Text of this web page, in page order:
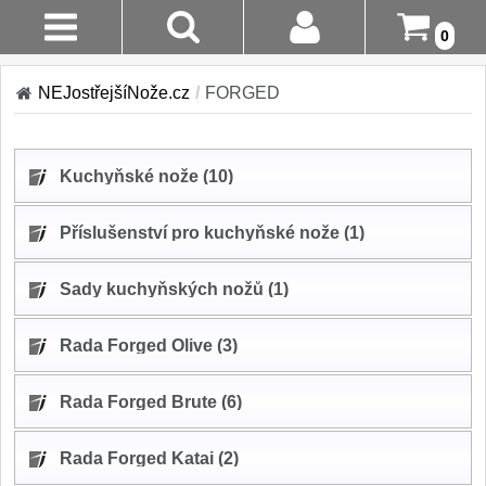
0
Stav
Objednávky
Registrace
Doručení A
Platba
Vrácení Do
14 Dnů
Reklamace
Akce!
Sady kuchyňských nožů
Šéfkuchařské nože
Univerzální nože 50
Nože na ovoce a
zeleninu 43
Santoku nože 46
NEJostřejšíNože.cz / FORGED
Kuchyňské nože (10)
Příslušenství pro kuchyňské nože (1)
Sady kuchyňských nožů (1)
Řada Forged Olive (3)
Řada Forged Brute (6)
Řada Forged Katai (2)